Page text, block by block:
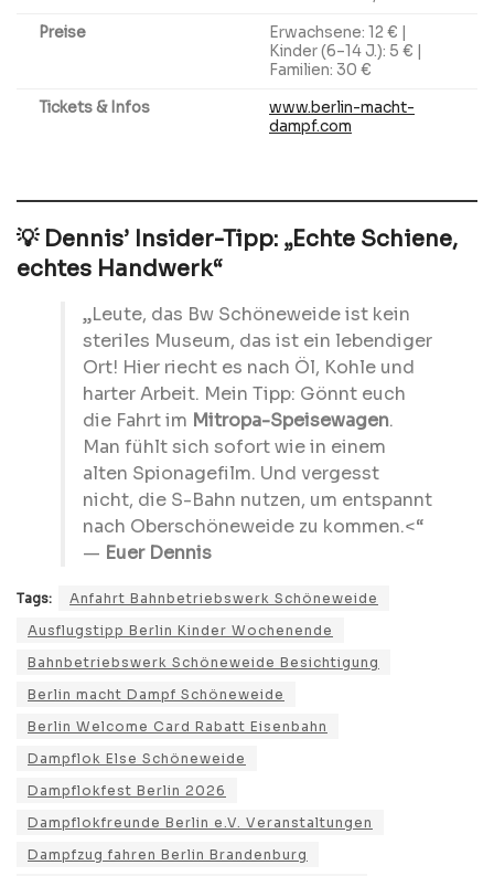
Preise
Erwachsene: 12 € |
Kinder (6–14 J.): 5 € |
Familien: 30 €
Tickets & Infos
www.berlin-macht-
dampf.com
💡 Dennis’ Insider-Tipp: „Echte Schiene,
echtes Handwerk“
„Leute, das Bw Schöneweide ist kein
steriles Museum, das ist ein lebendiger
Ort! Hier riecht es nach Öl, Kohle und
harter Arbeit. Mein Tipp: Gönnt euch
die Fahrt im Mitropa-Speisewagen.
Man fühlt sich sofort wie in einem
alten Spionagefilm. Und vergesst
nicht, die S-Bahn nutzen, um entspannt
nach Oberschöneweide zu kommen.<“
— Euer Dennis
Tags:
Anfahrt Bahnbetriebswerk Schöneweide
Ausflugstipp Berlin Kinder Wochenende
Bahnbetriebswerk Schöneweide Besichtigung
Berlin macht Dampf Schöneweide
Berlin Welcome Card Rabatt Eisenbahn
Dampflok Else Schöneweide
Dampflokfest Berlin 2026
Dampflokfreunde Berlin e.V. Veranstaltungen
Dampfzug fahren Berlin Brandenburg